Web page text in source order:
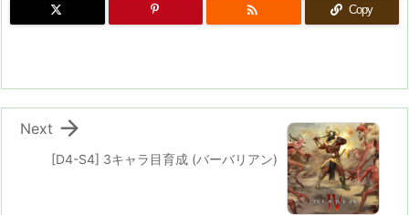
 Copy
[D4-S4] 3キャラ目育成 (バーバリアン)

Next